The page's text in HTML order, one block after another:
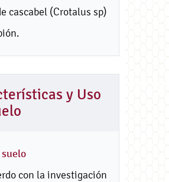
cascabel (Crotalus sp)
y Uso
con la investigación